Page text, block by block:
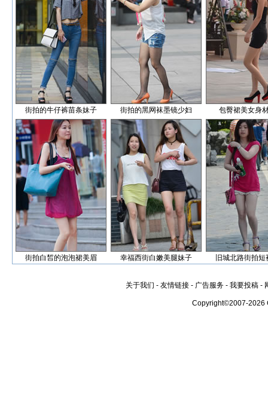
街拍的牛仔裤苗条妹子 街拍的黑网袜墨镜少妇 包臀裙美女身
街拍白皙的泡泡裙美眉 幸福西街白嫩美腿妹子 旧城北路街拍
关于我们 - 友情链接 - 广告服务 - 我要投稿 -
Copyright©2007-2026